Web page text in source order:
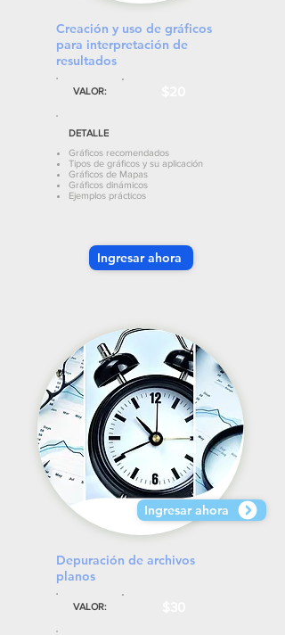
Creación y uso de gráficos
para interpretación de
resultados
VALOR:
DETALLE
Gráficos recomendados
Tipos de gráficos y su aplicación
Gráficos de Mapas
Gráficos dinámicos
Ejemplos prácticos
Ingresar ahora
Depuración de archivos
planos
VALOR:
Ingresar ahora